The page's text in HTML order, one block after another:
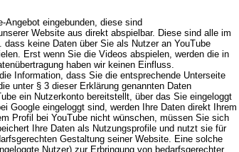
Angebot eingebunden, diese sind
Website aus direkt abspielbar. Diese sind alle im
dass keine Daten über Sie als Nutzer an YouTube
Erst wenn Sie die Videos abspielen, werden die in
haben wir keinen Einfluss.
Information, dass Sie die entsprechende Unterseite
unter § 3 dieser Erklärung genannten Daten
ein Nutzerkonto bereitstellt, über das Sie eingeloggt
Google eingeloggt sind, werden Ihre Daten direkt Ihrem
Profil bei YouTube nicht wünschen, müssen Sie sich
Ihre Daten als Nutzungsprofile und nutzt sie für
Gestaltung seiner Website. Eine solche
Nutzer) zur Erbringung von bedarfsgerechter